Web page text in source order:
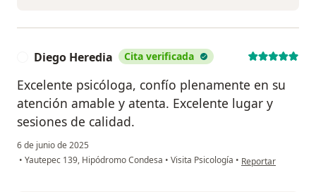
Diego Heredia Cita verificada
Excelente psicóloga, confío plenamente en su
atención amable y atenta. Excelente lugar y
sesiones de calidad.
6 de junio de 2025
• Yautepec 139, Hipódromo Condesa • Visita Psicología • en opinión del
Reportar